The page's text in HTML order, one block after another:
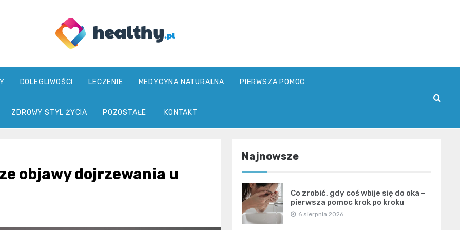
healthy.pl
DOLEGLIWOŚCI LECZENIE MEDYCYNA NATURALNA PIERWSZA POMOC
ZDROWY STYL ŻYCIA POZOSTAŁE KONTAKT
objawy dojrzewania u
Najnowsze
Co zrobić, gdy coś wbije się do oka –
pierwsza pomoc krok po kroku
6 sierpnia 2026